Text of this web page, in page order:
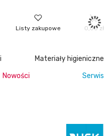
Listy zakupowe 0,00 zł
Materiały higieniczne
Nowości Serwis